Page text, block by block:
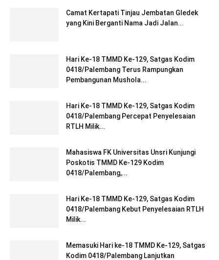
Camat Kertapati Tinjau Jembatan Gledek
yang Kini Berganti Nama Jadi Jalan...
Hari Ke-18 TMMD Ke-129, Satgas Kodim
0418/Palembang Terus Rampungkan
Pembangunan Mushola...
Hari Ke-18 TMMD Ke-129, Satgas Kodim
0418/Palembang Percepat Penyelesaian
RTLH Milik...
Mahasiswa FK Universitas Unsri Kunjungi
Poskotis TMMD Ke-129 Kodim
0418/Palembang,...
Hari Ke-18 TMMD Ke-129, Satgas Kodim
0418/Palembang Kebut Penyelesaian RTLH
Milik...
Memasuki Hari ke-18 TMMD Ke-129, Satgas
Kodim 0418/Palembang Lanjutkan